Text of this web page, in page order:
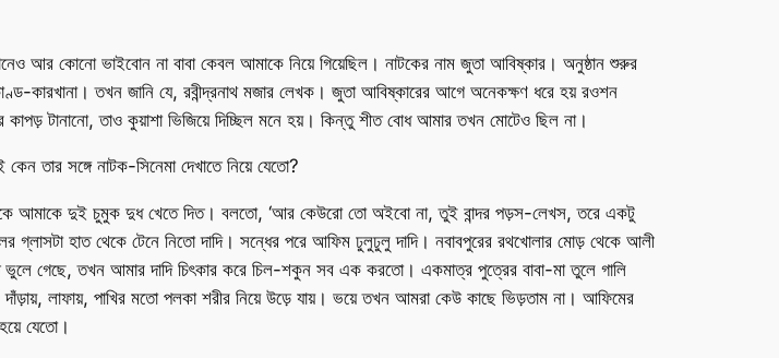
আর কোনো ভাইবোন না বাবা কেবল আমাকে নিয়ে গিয়েছিল। নাটকের নাম জুতা আবিষ্কার। অনুষ্ঠান শুরুর
কারখানা। তখন জানি যে, রবীন্দ্রনাথ মজার লেখক। জুতা আবিষ্কারের আগে অনেকক্ষণ ধরে হয় রওশন
টানানো, তাও কুয়াশা ভিজিয়ে দিচ্ছিল মনে হয়। কিন্তু শীত বোধ আমার তখন মোটেও ছিল না।
সঙ্গে নাটক-সিনেমা দেখাতে নিয়ে যেতো?
আমাকে দুই চুমুক দুধ খেতে দিত। বলতো, ‘আর কেউরো তো অইবো না, তুই বান্দর পড়স-লেখস, তরে একটু
হাত থেকে টেনে নিতো দাদি। সন্ধের পরে আফিম ঢুলুঢুলু দাদি। নবাবপুরের রথখোলার মোড় থেকে আলী
তখন আমার দাদি চিৎকার করে চিল-শকুন সব এক করতো। একমাত্র পুত্রের বাবা-মা তুলে গালি
লাফায়, পাখির মতো পলকা শরীর নিয়ে উড়ে যায়। ভয়ে তখন আমরা কেউ কাছে ভিড়তাম না। আফিমের
যেতো।